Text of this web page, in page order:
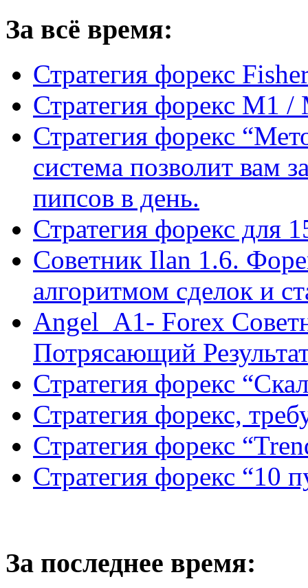
За всё время:
Стратегия форекс
Стратегия форекс M1 /
Стратегия форекс
система позволит вам
пипсов в день.
Стратегия форекс для
Советник Ilan 1.6.
алгоритмом сделок и
Angel_A1- Forex
Потрясающий
Стратегия форекс
Стратегия форекс,
Стратегия форекс
Стратегия форекс “10
За последнее время: